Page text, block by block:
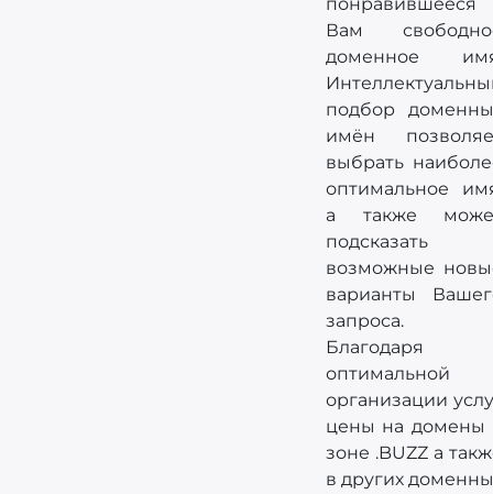
понравившееся
Вам
доменное
подбор
имён
выбрать
оптимальное
а также
подсказать
возможные
варианты
запроса.
Благодаря
оптимальной
организации
цены на домены
зоне .BUZZ а
в других